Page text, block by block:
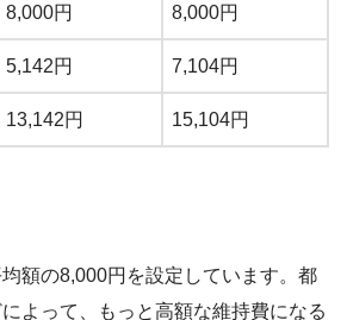
8,000円 8,000円
5,142円 7,104円
13,142円 15,104円
額の8,000円を設定しています。都
よって、もっと高額な維持費になる